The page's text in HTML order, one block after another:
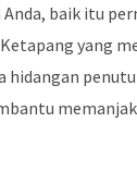
baik itu
yang
hidangan